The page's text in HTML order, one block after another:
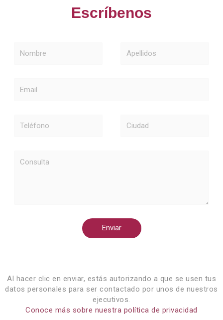
Escríbenos
Enviar
Al hacer clic en enviar, estás autorizando a que se usen tus
datos personales para ser contactado por unos de nuestros
ejecutivos.
Conoce más sobre nuestra política de privacidad